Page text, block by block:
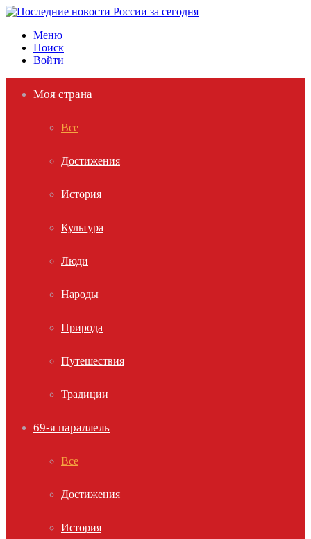
Меню
Поиск
Войти
Моя страна
Все
Достижения
История
Культура
Люди
Народы
Природа
Путешествия
Традиции
69-я параллель
Все
Достижения
История